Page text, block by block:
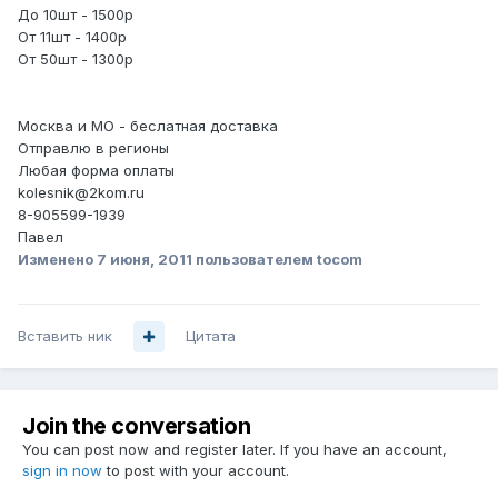
До 10шт - 1500р
От 11шт - 1400р
От 50шт - 1300р
Москва и МО - беслатная доставка
Отправлю в регионы
Любая форма оплаты
kolesnik@2kom.ru
8-905599-1939
Павел
Изменено 7 июня, 2011 пользователем tocom
Вставить ник Цитата
Join the conversation
You can post now and register later. If you have an account,
sign in now to post with your account.